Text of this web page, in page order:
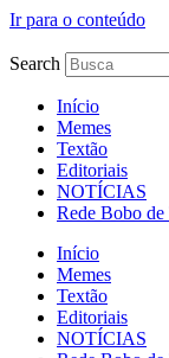
Ir para o conteúdo
Search
Início
Memes
Textão
Editoriais
NOTÍCIAS
Rede Bobo
Início
Memes
Textão
Editoriais
NOTÍCIAS